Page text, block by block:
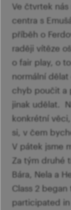
Ve čtvrtek nás
centra s
příběh o
raději vítěze
o fair play, o
normální
chyb poučit a
jinak udělat.
konkrétní
si, v čem
V pátek jsme
Za tým druhé
Bára, Nela a
Class 2
participated